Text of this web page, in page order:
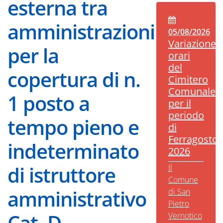
esterna tra
amministrazioni
per la
copertura di n.
1 posto a
tempo pieno e
indeterminato
di istruttore
amministrativo
05/08/2026
Variazione
orari
del
Cimitero
Comunale
per il
periodo
di
Ferragosto
2026
Il
Comune
di San
Pietro
Vernotico